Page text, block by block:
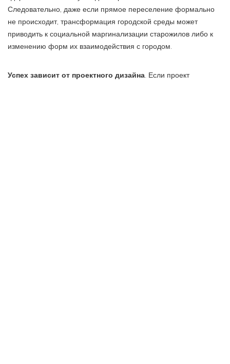
Следовательно, даже если прямое переселение формально
не происходит, трансформация городской среды может
приводить к социальной маргинализации старожилов либо к
изменению форм их взаимодействия с городом.
Успех зависит от проектного дизайна. Если проект